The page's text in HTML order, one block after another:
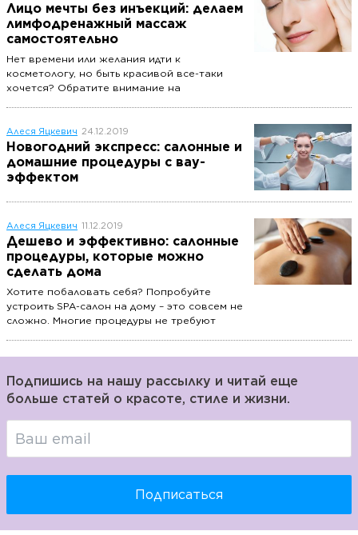
Лицо мечты без инъекций: делаем
лимфодренажный массаж
самостоятельно
Нет времени или желания идти к
косметологу, но быть красивой все-таки
хочется? Обратите внимание на
смоделировать лицо без «уколов красоты».
Рассказываем, как овладеть этой техникой
массажа в домашних условиях.
Алеся Яцкевич 24.12.2019
Новогодний экспресс: салонные и
домашние процедуры с вау-
эффектом
Алеся Яцкевич 11.12.2019
Дешево и эффективно: салонные
процедуры, которые можно
сделать дома
Хотите побаловать себя? Попробуйте
устроить SPA-салон на дому – это совсем не
сложно. Многие процедуры не требуют
этом отдохнете душой и телом.
Подпишись на нашу рассылку и читай еще
больше статей о красоте, стиле и жизни.
Подписаться